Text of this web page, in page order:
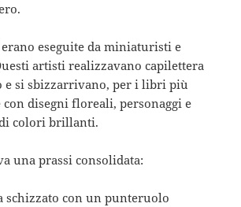
eseguite da miniaturisti e
artisti realizzavano capilettera
e si sbizzarrivano, per i libri più
con disegni floreali, personaggi e
colori brillanti.
una prassi consolidata:
schizzato con un punteruolo